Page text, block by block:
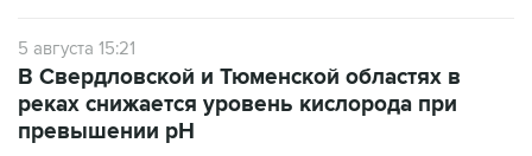
5 августа 15:21
В Свердловской и Тюменской областях в
реках снижается уровень кислорода при
превышении рН